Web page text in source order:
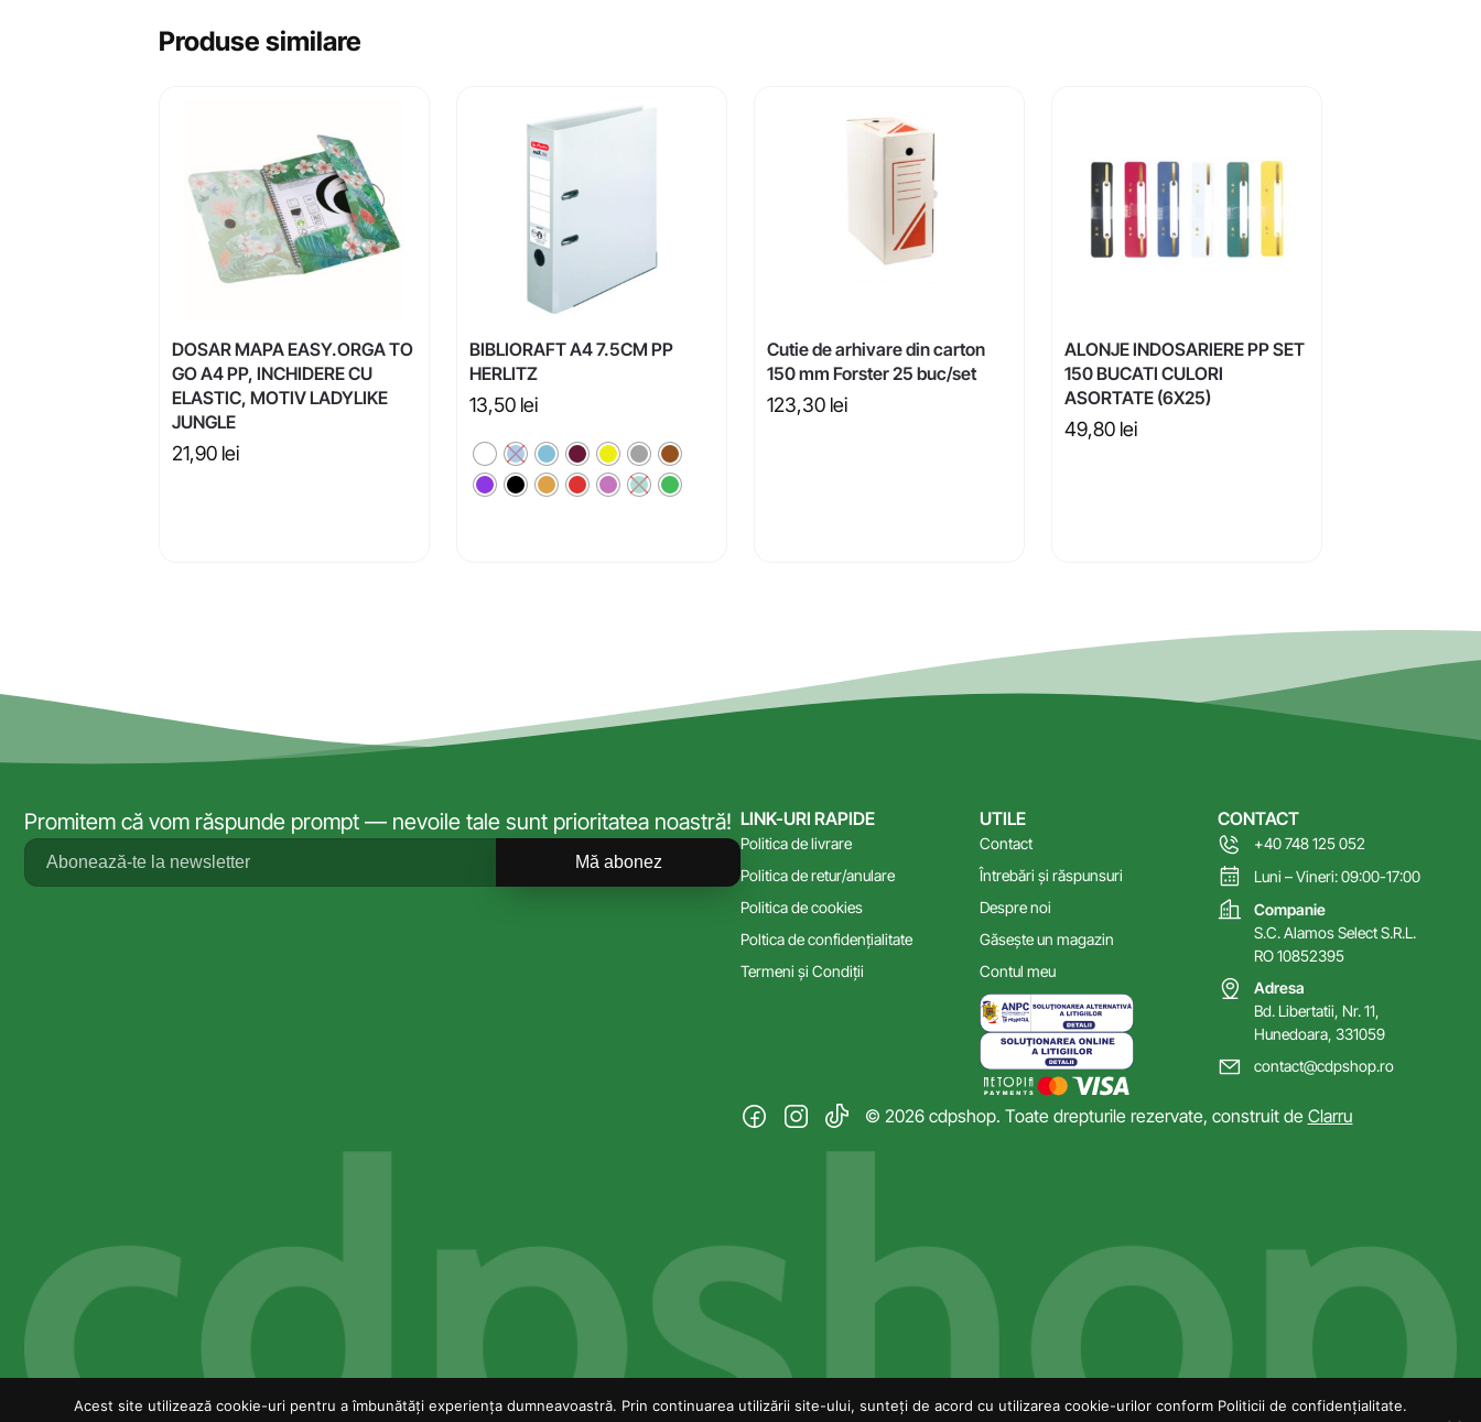
Produse similare
DOSAR MAPA EASY.ORGA TO
GO A4 PP, INCHIDERE CU
ELASTIC, MOTIV LADYLIKE
JUNGLE
21,90 lei
BIBLIORAFT A4 7.5CM PP
HERLITZ
13,50 lei
Cutie de arhivare din carton
150 mm Forster 25 buc/set
123,30 lei
ALONJE INDOSARIERE PP SET
150 BUCATI CULORI
ASORTATE (6X25)
49,80 lei
Promitem că vom răspunde prompt — nevoile tale sunt prioritatea noastră!
Mă abonez
LINK-URI RAPIDE
Politica de livrare
Politica de retur/anulare
Politica de cookies
Poltica de confidențialitate
Termeni și Condiții
UTILE
Contact
Întrebări și răspunsuri
Despre noi
Găsește un magazin
Contul meu
CONTACT
+40 748 125 052
Luni – Vineri: 09:00-17:00
Companie
S.C. Alamos Select S.R.L.
RO 10852395
Adresa
Bd. Libertatii, Nr. 11,
Hunedoara, 331059
contact@cdpshop.ro
© 2026 cdpshop. Toate drepturile rezervate, construit de Clarru
Acest site utilizează cookie-uri pentru a îmbunătăți experiența dumneavoastră. Prin continuarea utilizării site-ului, sunteți de acord cu utilizarea cookie-urilor conform Politicii de confidențialitate.